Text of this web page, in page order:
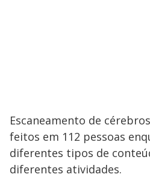
Escaneamento de
feitos em 112 pessoas
diferentes tipos de
diferentes atividades.